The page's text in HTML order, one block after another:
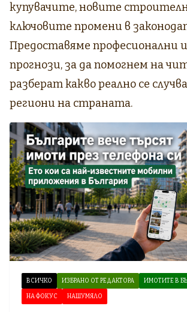
купувачите, новите
ключовите промени в
Предоставяме професионални
прогнози, за да помогнем на
разберат какво реално се
региони на страната.
ВСИЧКО ИЗБРАНО ОТ РЕДАКТОРА ИМОТИТЕ В
НА ФОКУС НАШУМЯЛО